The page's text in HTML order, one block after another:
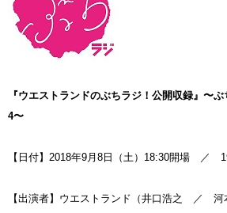
『ウエストランドのぶちラジ！公開収録』〜
4〜
【日付】2018年9月8日（土）18:30開場 ／
【出演者】ウエストランド（井口浩之 ／ 河